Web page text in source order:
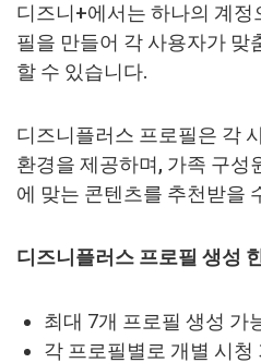
디즈니+에서는 하나의 계정
필을 만들어 각 사용자가 맞
할 수 있습니다.
디즈니플러스 프로필은 각
환경을 제공하며, 가족 구성
에 맞는 콘텐츠를 추천받을
디즈니플러스 프로필 생성
최대 7개 프로필 생성 가
각 프로필별로 개별 시청